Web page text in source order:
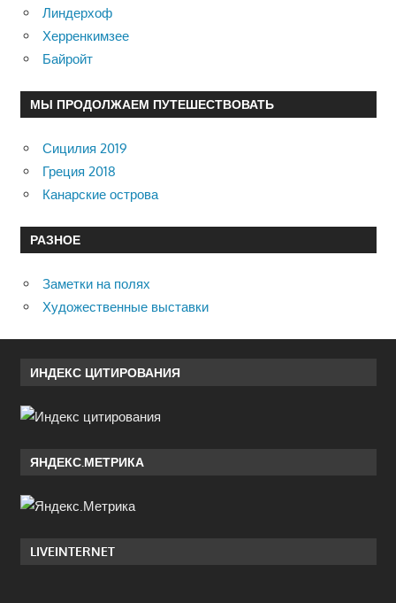
Линдерхоф
Херренкимзее
Байройт
МЫ ПРОДОЛЖАЕМ ПУТЕШЕСТВОВАТЬ
Сицилия 2019
Греция 2018
Канарские острова
РАЗНОЕ
Заметки на полях
Художественные выставки
ИНДЕКС ЦИТИРОВАНИЯ
ЯНДЕКС.МЕТРИКА
LIVEINTERNET